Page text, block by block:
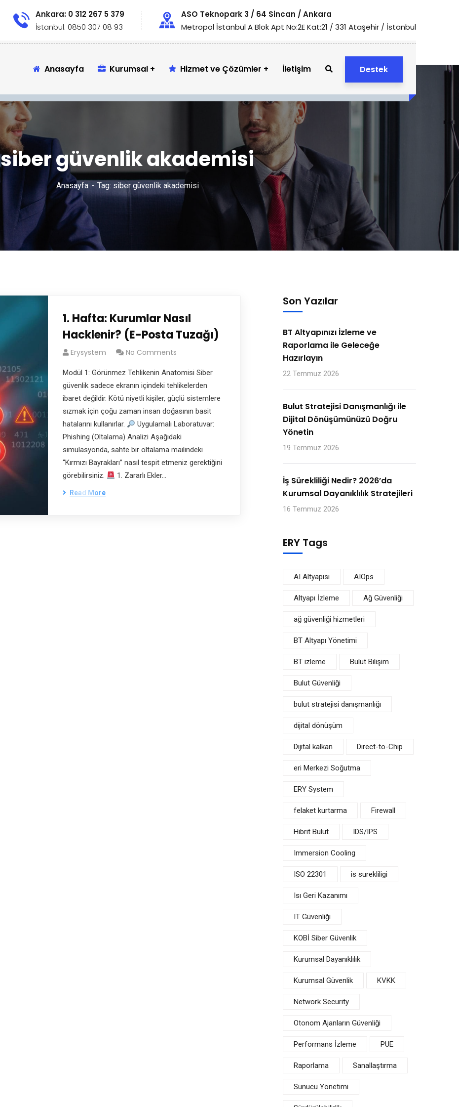
Ankara: 0 312 267 5 379
İstanbul: 0850 307 08 93
ASO Teknopark 3 / 64 Sincan / Ankara
Metropol İstanbul A Blok Apt No:2E Kat:21 / 331 Ataşehir / İstanbul
Anasayfa Kurumsal Hizmet ve Çözümler İletişim Destek
siber güvenlik akademisi
Anasayfa Tag: siber güvenlik akademisi
1. Hafta: Kurumlar Nasıl
Hacklenir? (E-Posta Tuzağı)
Erysystem No Comments
Modül 1: Görünmez Tehlikenin Anatomisi Siber
güvenlik sadece ekranın içindeki tehlikelerden
ibaret değildir. Kötü niyetli kişiler, güçlü sistemlere
sızmak için çoğu zaman insan doğasının basit
hatalarını kullanırlar.
Uygulamalı Laboratuvar:
Phishing (Oltalama) Analizi Aşağıdaki
simülasyonda, sahte bir oltalama mailindeki
“Kırmızı Bayrakları” nasıl tespit etmeniz gerektiğini
görebilirsiniz.
1. Zararlı Ekler…
Read More
Son Yazılar
BT Altyapınızı İzleme ve
Raporlama ile Geleceğe
Hazırlayın
22 Temmuz 2026
Bulut Stratejisi Danışmanlığı ile
Dijital Dönüşümünüzü Doğru
Yönetin
19 Temmuz 2026
İş Sürekliliği Nedir? 2026’da
Kurumsal Dayanıklılık Stratejileri
16 Temmuz 2026
ERY Tags
AI Altyapısı AIOps
Altyapı İzleme Ağ Güvenliği
ağ güvenliği hizmetleri
BT Altyapı Yönetimi
BT izleme Bulut Bilişim
Bulut Güvenliği
bulut stratejisi danışmanlığı
dijital dönüşüm
Dijital kalkan Direct-to-Chip
eri Merkezi Soğutma
ERY System
felaket kurtarma Firewall
Hibrit Bulut IDS/IPS
Immersion Cooling
ISO 22301 is surekliligi
Isı Geri Kazanımı
IT Güvenliği
KOBİ Siber Güvenlik
Kurumsal Dayanıklılık
Kurumsal Güvenlik KVKK
Network Security
Otonom Ajanların Güvenliği
Performans İzleme PUE
Raporlama Sanallaştırma
Sunucu Yönetimi
Aydınlatma Metni
KVKK Politikamız
Kalite Politikamız
Politikamız